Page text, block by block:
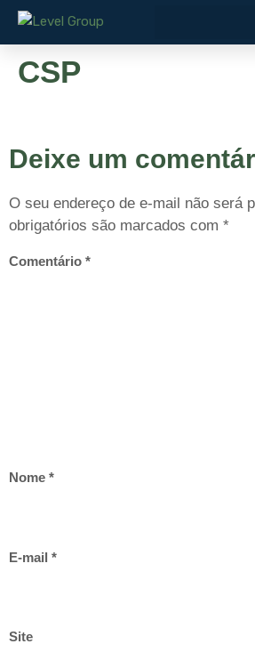
CSP
Deixe um
O seu endereço de e-mail não será
obrigatórios são marcados com *
Comentário *
Nome *
E-mail *
Site